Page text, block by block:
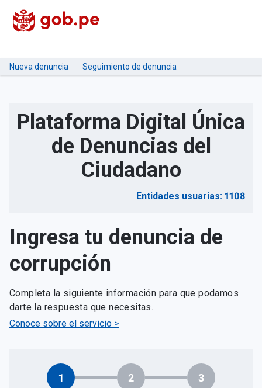
Nueva denuncia Seguimiento de denuncia
Plataforma Digital Única
de Denuncias del
Ciudadano
Entidades usuarias: 1108
Ingresa tu denuncia de
corrupción
Completa la siguiente información para que podamos
darte la respuesta que necesitas.
Conoce sobre el servicio >
1 2 3